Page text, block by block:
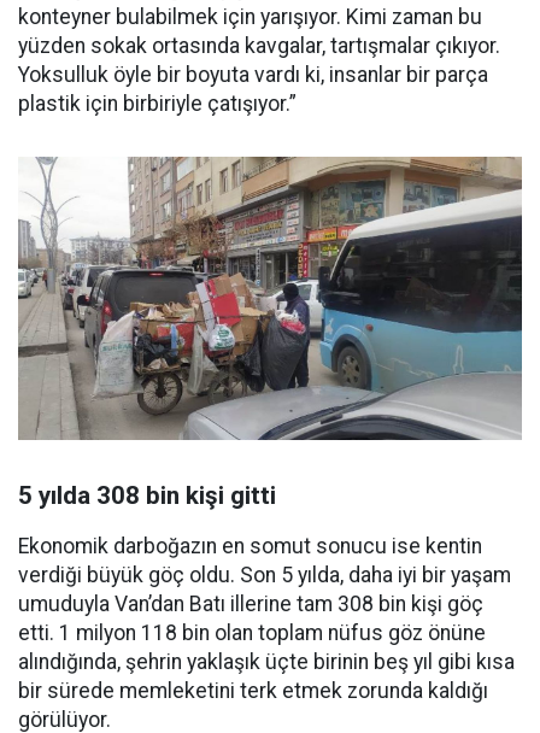
konteyner bulabilmek için yarışıyor. Kimi zaman bu
yüzden sokak ortasında kavgalar, tartışmalar çıkıyor.
Yoksulluk öyle bir boyuta vardı ki, insanlar bir parça
plastik için birbiriyle çatışıyor.”
5 yılda 308 bin kişi gitti
Ekonomik darboğazın en somut sonucu ise kentin
verdiği büyük göç oldu. Son 5 yılda, daha iyi bir yaşam
umuduyla Van’dan Batı illerine tam 308 bin kişi göç
etti. 1 milyon 118 bin olan toplam nüfus göz önüne
alındığında, şehrin yaklaşık üçte birinin beş yıl gibi kısa
bir sürede memleketini terk etmek zorunda kaldığı
görülüyor.